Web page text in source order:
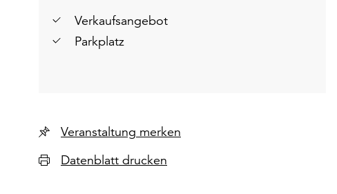
Verkaufsangebot
Parkplatz
Veranstaltung merken
Datenblatt drucken